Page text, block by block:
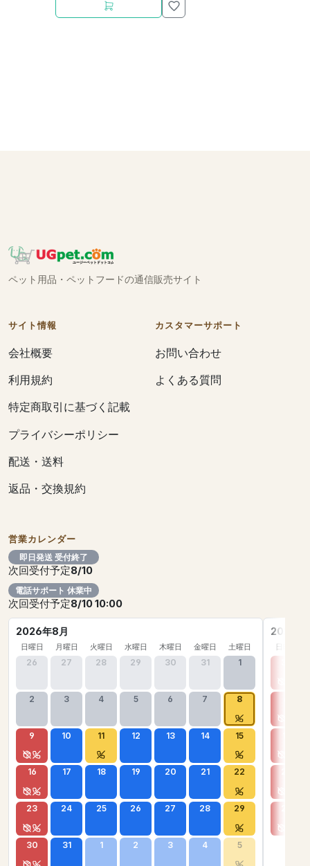
ペット用品・ペットフードの通信販売サイト
サイト情報
会社概要
利用規約
特定商取引に基づく記載
プライバシーポリシー
配送・送料
返品・交換規約
カスタマーサポート
お問い合わせ
よくある質問
営業カレンダー
即日発送 受付終了
次回受付予定8/10
電話サポート 休業中
次回受付予定8/10 10:00
2026年8月
日曜日 月曜日 火曜日 水曜日 木曜日 金曜日 土曜日
26 27 28 29 30 31 1
2 3 4 5 6 7 8
9 10 11 12 13 14 15
16 17 18 19 20 21 22
23 24 25 26 27 28 29
30 31 1 2 3 4 5
2026年
日曜日